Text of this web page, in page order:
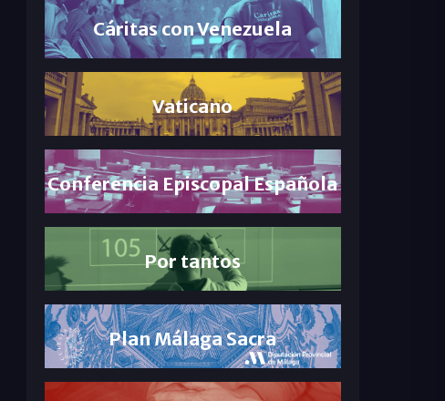
Cáritas con Venezuela
Vaticano
Conferencia Episcopal Española
Por tantos
Plan Málaga Sacra